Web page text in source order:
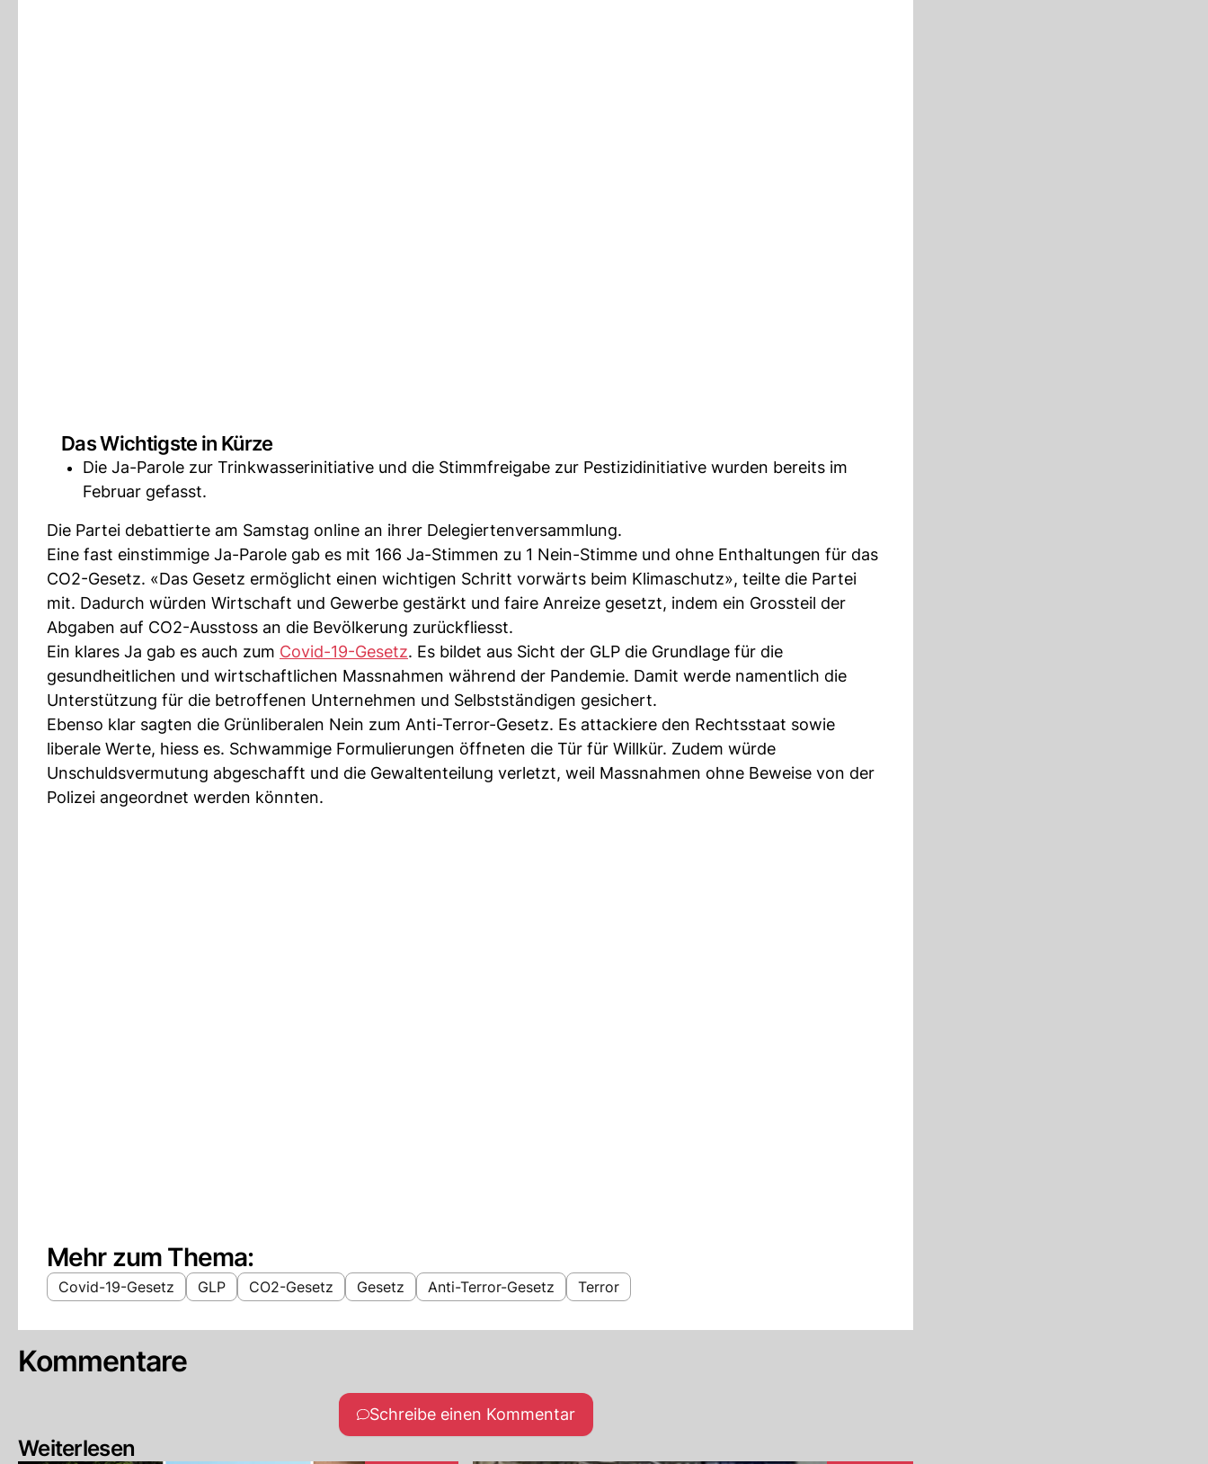
Das Wichtigste in Kürze
Die Ja-Parole zur Trinkwasserinitiative und die Stimmfreigabe zur Pestizidinitiative wurden bereits im
Februar gefasst.
Die Partei debattierte am Samstag online an ihrer Delegiertenversammlung.
Eine fast einstimmige Ja-Parole gab es mit 166 Ja-Stimmen zu 1 Nein-Stimme und ohne Enthaltungen für das
CO2-Gesetz. «Das Gesetz ermöglicht einen wichtigen Schritt vorwärts beim Klimaschutz», teilte die Partei
mit. Dadurch würden Wirtschaft und Gewerbe gestärkt und faire Anreize gesetzt, indem ein Grossteil der
Abgaben auf CO2-Ausstoss an die Bevölkerung zurückfliesst.
Ein klares Ja gab es auch zum Covid-19-Gesetz. Es bildet aus Sicht der GLP die Grundlage für die
gesundheitlichen und wirtschaftlichen Massnahmen während der Pandemie. Damit werde namentlich die
Unterstützung für die betroffenen Unternehmen und Selbstständigen gesichert.
Ebenso klar sagten die Grünliberalen Nein zum Anti-Terror-Gesetz. Es attackiere den Rechtsstaat sowie
liberale Werte, hiess es. Schwammige Formulierungen öffneten die Tür für Willkür. Zudem würde
Unschuldsvermutung abgeschafft und die Gewaltenteilung verletzt, weil Massnahmen ohne Beweise von der
Polizei angeordnet werden könnten.
Mehr zum Thema:
Covid-19-Gesetz GLP CO2-Gesetz Gesetz Anti-Terror-Gesetz Terror
Kommentare
Schreibe einen Kommentar
Weiterlesen